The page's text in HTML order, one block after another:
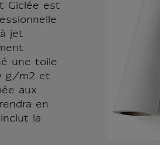
Giclée est
jet
une toile
g/m2 et
aux
en
la